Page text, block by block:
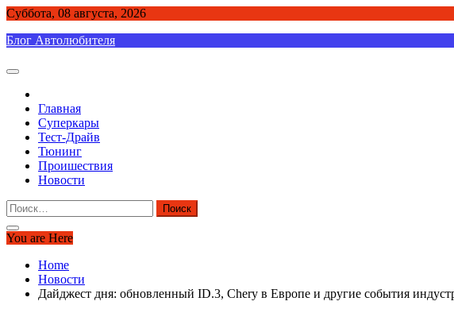
Skip
content
Суббота, 08 августа, 2026
Блог Автолюбителя
Главная
Суперкары
Тест-Драйв
Тюнинг
Проишествия
Новости
Найти:
You are Here
Home
Новости
Дайджест дня: обновленный ID.3, Chery в Европе и другие события